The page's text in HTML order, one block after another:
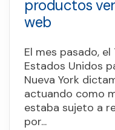
productos
web
El mes pasado,
Estados Unidos
Nueva York
actuando como
estaba sujeto a
por...